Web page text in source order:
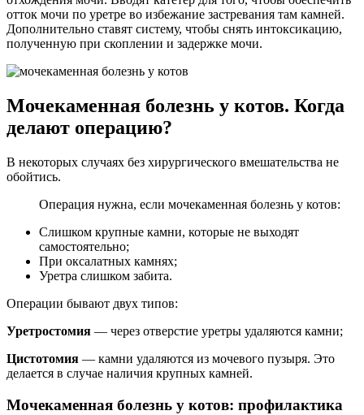
отток мочи по уретре во избежание застревания там камней.
Дополнительно ставят систему, чтобы снять интоксикацию,
полученную при скоплении и задержке мочи.
Мочекаменная болезнь у котов. Когда
делают операцию?
В некоторых случаях без хирургического вмешательства не
обойтись.
Операция нужна, если мочекаменная болезнь у котов:
Слишком крупные камни, которые не выходят
самостоятельно;
При оксалатных камнях;
Уретра слишком забита.
Операции бывают двух типов:
Уретростомия — через отверстие уретры удаляются камни;
Цистотомия — камни удаляются из мочевого пузыря. Это
делается в случае наличия крупных камней.
Мочекаменная болезнь у котов: профилактика